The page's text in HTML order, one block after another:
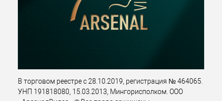
В торговом реестре с 28.10.2019, регистрация № 464065.
УНП 191818080, 15.03.2013, Мингорисполком. ООО